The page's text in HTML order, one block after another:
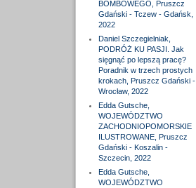
BOMBOWEGO, Pruszcz
Gdański - Tczew - Gdańsk,
2022
Daniel Szczegielniak,
PODRÓŻ KU PASJI. Jak
sięgnąć po lepszą pracę?
Poradnik w trzech prostych
krokach, Pruszcz Gdański -
Wrocław, 2022
Edda Gutsche,
WOJEWÓDZTWO
ZACHODNIOPOMORSKIE
ILUSTROWANE, Pruszcz
Gdański - Koszalin -
Szczecin, 2022
Edda Gutsche,
WOJEWÓDZTWO